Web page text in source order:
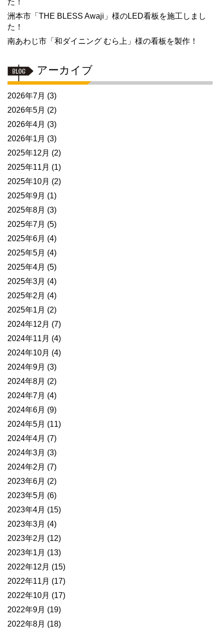
洲本市「THE BLESS Awaji」様のLED看板を施工しまし
た！
南あわじ市「和ダイニング むら上」様の看板を製作！
アーカイブ
2026年7月 (3)
2026年5月 (2)
2026年4月 (3)
2026年1月 (3)
2025年12月 (2)
2025年11月 (1)
2025年10月 (2)
2025年9月 (1)
2025年8月 (3)
2025年7月 (5)
2025年6月 (4)
2025年5月 (4)
2025年4月 (5)
2025年3月 (4)
2025年2月 (4)
2025年1月 (2)
2024年12月 (7)
2024年11月 (4)
2024年10月 (4)
2024年9月 (3)
2024年8月 (2)
2024年7月 (4)
2024年6月 (9)
2024年5月 (11)
2024年4月 (7)
2024年3月 (3)
2024年2月 (7)
2023年6月 (2)
2023年5月 (6)
2023年4月 (15)
2023年3月 (4)
2023年2月 (12)
2023年1月 (13)
2022年12月 (15)
2022年11月 (17)
2022年10月 (17)
2022年9月 (19)
2022年8月 (18)